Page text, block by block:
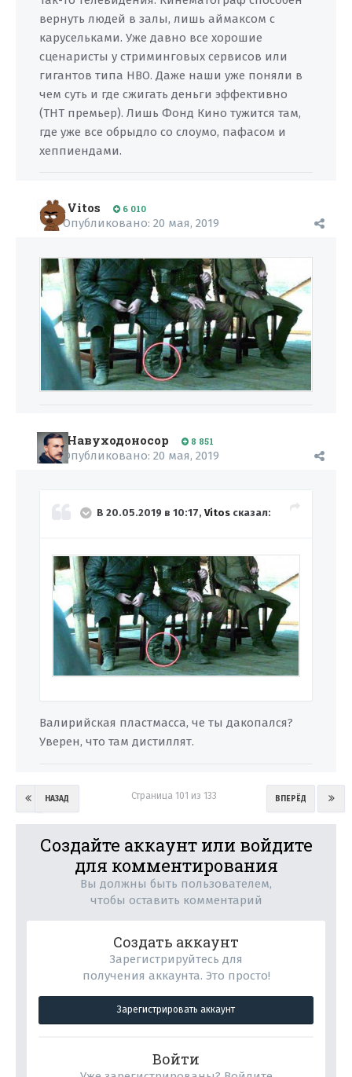
вернуть людей в залы, лишь аймаксом с
карусельками. Уже давно все хорошие
сценаристы у стриминговых сервисов или
гигантов типа HBO. Даже наши уже поняли в
чем суть и где сжигать деньги эффективно
(ТНТ премьер). Лишь Фонд Кино тужится там,
где уже все обрыдло со слоумо, пафасом и
хеппиендами.
Vitos 6 010
Опубликовано: 20 мая, 2019
Навуходоносор 8 851
Опубликовано: 20 мая, 2019
В 20.05.2019 в 10:17, Vitos сказал:
Валирийская пластмасса, че ты дакопался?
Уверен, что там дистиллят.
НАЗАД ВПЕРЁД
Страница 101 из 133
Создайте аккаунт или войдите
для комментирования
Вы должны быть пользователем,
чтобы оставить комментарий
Создать аккаунт
Зарегистрируйтесь для
получения аккаунта. Это просто!
Зарегистрировать аккаунт
Войти